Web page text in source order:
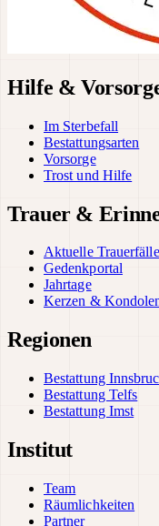
Hilfe &
Im Sterbefall
Bestattungsarten
Vorsorge
Trost und Hilfe
Trauer &
Aktuelle Trauerfälle
Gedenkportal
Jahrtage
Kerzen &
Regionen
Bestattung
Bestattung Telfs
Bestattung Imst
Institut
Team
Räumlichkeiten
Partner